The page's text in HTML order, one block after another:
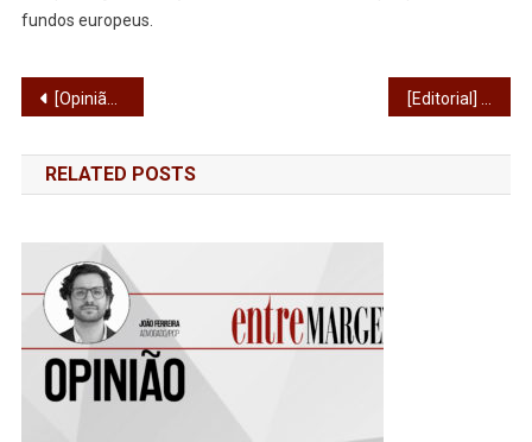
fundos europeus.
Navegação
de
artigos
[Opinião] Pensar, Construir, Habitar [Editorial] Comunidades, direitos e cuidados
RELATED POSTS